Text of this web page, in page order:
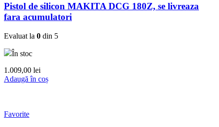
Pistol de silicon MAKITA DCG 180Z, se livreaza
fara acumulatori
Evaluat la 0 din 5
În stoc
1.009,00 lei
Adaugă în coș
Favorite